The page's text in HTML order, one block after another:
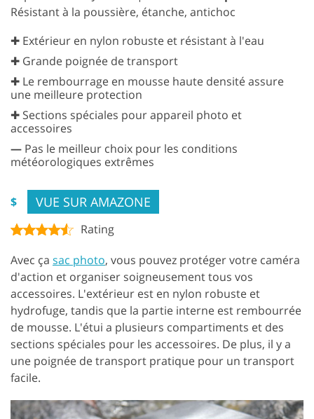
Résistant à la poussière, étanche, antichoc
✚ Extérieur en nylon robuste et résistant à l'eau
✚ Grande poignée de transport
✚ Le rembourrage en mousse haute densité assure
une meilleure protection
✚ Sections spéciales pour appareil photo et
accessoires
— Pas le meilleur choix pour les conditions
météorologiques extrêmes
$ VUE SUR AMAZONE
Rating
Avec ça sac photo, vous pouvez protéger votre caméra
d'action et organiser soigneusement tous vos
accessoires. L'extérieur est en nylon robuste et
hydrofuge, tandis que la partie interne est rembourrée
de mousse. L'étui a plusieurs compartiments et des
sections spéciales pour les accessoires. De plus, il y a
une poignée de transport pratique pour un transport
facile.